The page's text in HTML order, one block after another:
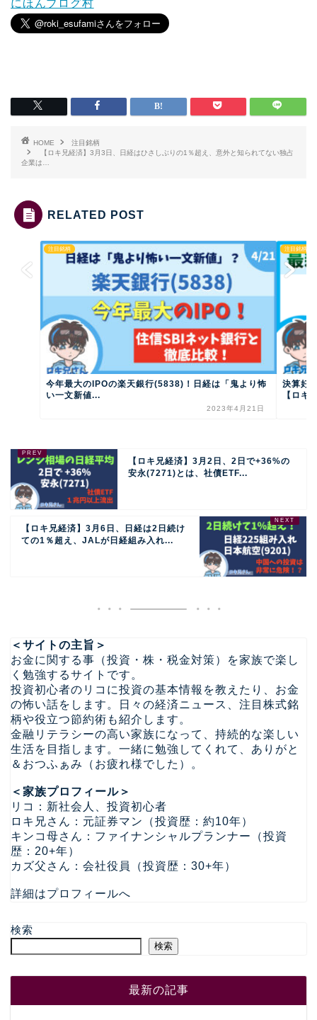
にほんブログ村
HOME
注目銘柄
【ロキ兄経済】3月3日、日経はひさしぶりの1％超え、意外と知られてない独占
企業は…
RELATED POST
注目銘柄
今年最大のIPOの楽天銀行(5838)！日経は「鬼より怖
い一文新値...
2023年4月21日
注目銘柄
決算好
【ロキ
【ロキ兄経済】3月2日、2日で+36%の
安永(7271)とは、社債ETF...
【ロキ兄経済】3月6日、日経は2日続け
ての1％超え、JALが日経組み入れ...
＜サイトの主旨＞
お金に関する事（投資・株・税金対策）を家族で楽し
く勉強するサイトです。
投資初心者のリコに投資の基本情報を教えたり、お金
の怖い話をします。日々の経済ニュース、注目株式銘
柄や役立つ節約術も紹介します。
金融リテラシーの高い家族になって、持続的な楽しい
生活を目指します。一緒に勉強してくれて、ありがと
＆おつふぁみ（お疲れ様でした）。
＜家族プロフィール＞
リコ：新社会人、投資初心者
ロキ兄さん：元証券マン（投資歴：約10年）
キンコ母さん：ファイナンシャルプランナー（投資
歴：20+年）
カズ父さん：会社役員（投資歴：30+年）
詳細はプロフィールへ
検索
検索
最新の記事